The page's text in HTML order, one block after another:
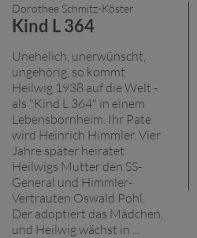
Dorothee Schmitz-Köster
Kind L 364
Unehelich, unerwünscht,
ungehörig, so kommt
Heilwig 1938 auf die Welt -
als "Kind L 364" in einem
Lebensbornheim. Ihr Pate
wird Heinrich Himmler. Vier
Jahre später heiratet
Heilwigs Mutter den SS-
General und Himmler-
Vertrauten Oswald Pohl.
Der adoptiert das Mädchen,
und Heilwig wächst in ...